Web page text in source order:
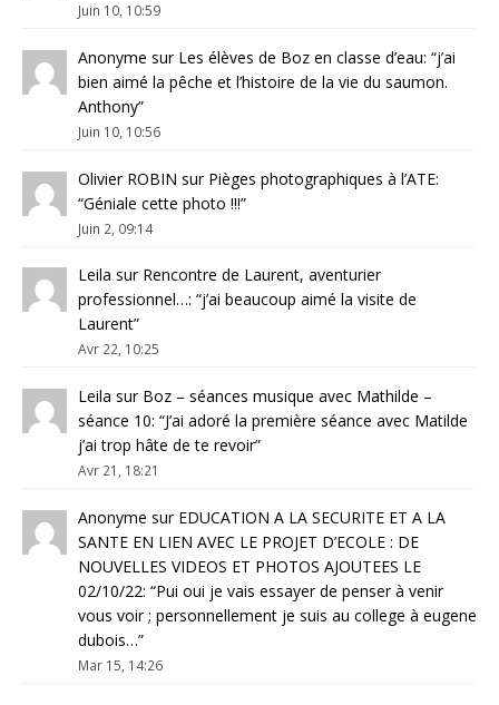
Juin 10, 10:59
Anonyme sur Les élèves de Boz en classe d’eau: “j’ai
bien aimé la pêche et l’histoire de la vie du saumon.
Anthony”
Juin 10, 10:56
Olivier ROBIN sur Pièges photographiques à l’ATE:
“Géniale cette photo !!!”
Juin 2, 09:14
Leila sur Rencontre de Laurent, aventurier
professionnel…: “j’ai beaucoup aimé la visite de
Laurent”
Avr 22, 10:25
Leila sur Boz – séances musique avec Mathilde –
séance 10: “J’ai adoré la première séance avec Matilde
j’ai trop hâte de te revoir”
Avr 21, 18:21
Anonyme sur EDUCATION A LA SECURITE ET A LA
SANTE EN LIEN AVEC LE PROJET D’ECOLE : DE
NOUVELLES VIDEOS ET PHOTOS AJOUTEES LE
02/10/22: “Pui oui je vais essayer de penser à venir
vous voir ; personnellement je suis au college à eugene
dubois…”
Mar 15, 14:26